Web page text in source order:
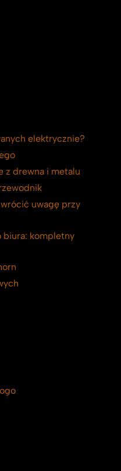
elektrycznie?
z drewna i metalu
uwagę przy
kompletny